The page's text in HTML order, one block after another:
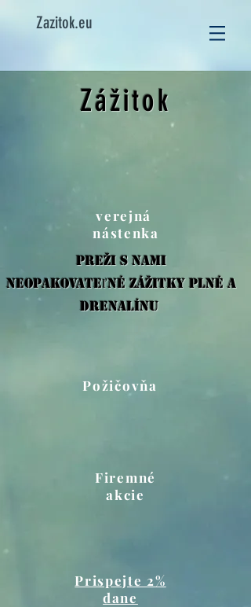
Zazitok.eu
Zážitok
verejná
nástenka
Preži s nami
neopakovateľné zážitky plné a
drenalínu
Požičovňa
Firemné
akcie
Prispejte 2%
dane